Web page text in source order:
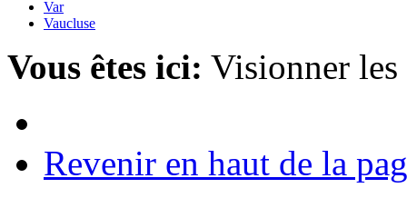
Var
Vaucluse
Vous êtes ici: Visionner
Revenir en haut de la